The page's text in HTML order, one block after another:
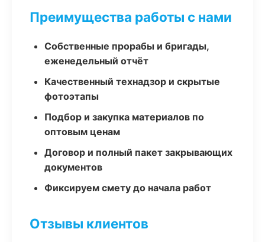
Преимущества работы с нами
Собственные прорабы и бригады,
еженедельный отчёт
Качественный технадзор и скрытые
фотоэтапы
Подбор и закупка материалов по
оптовым ценам
Договор и полный пакет закрывающих
документов
Фиксируем смету до начала работ
Отзывы клиентов